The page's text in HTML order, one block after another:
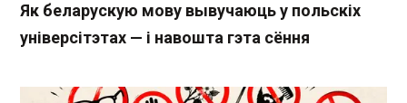
Як беларускую мову вывучаюць у польскіх
універсітэтах — і навошта гэта сёння